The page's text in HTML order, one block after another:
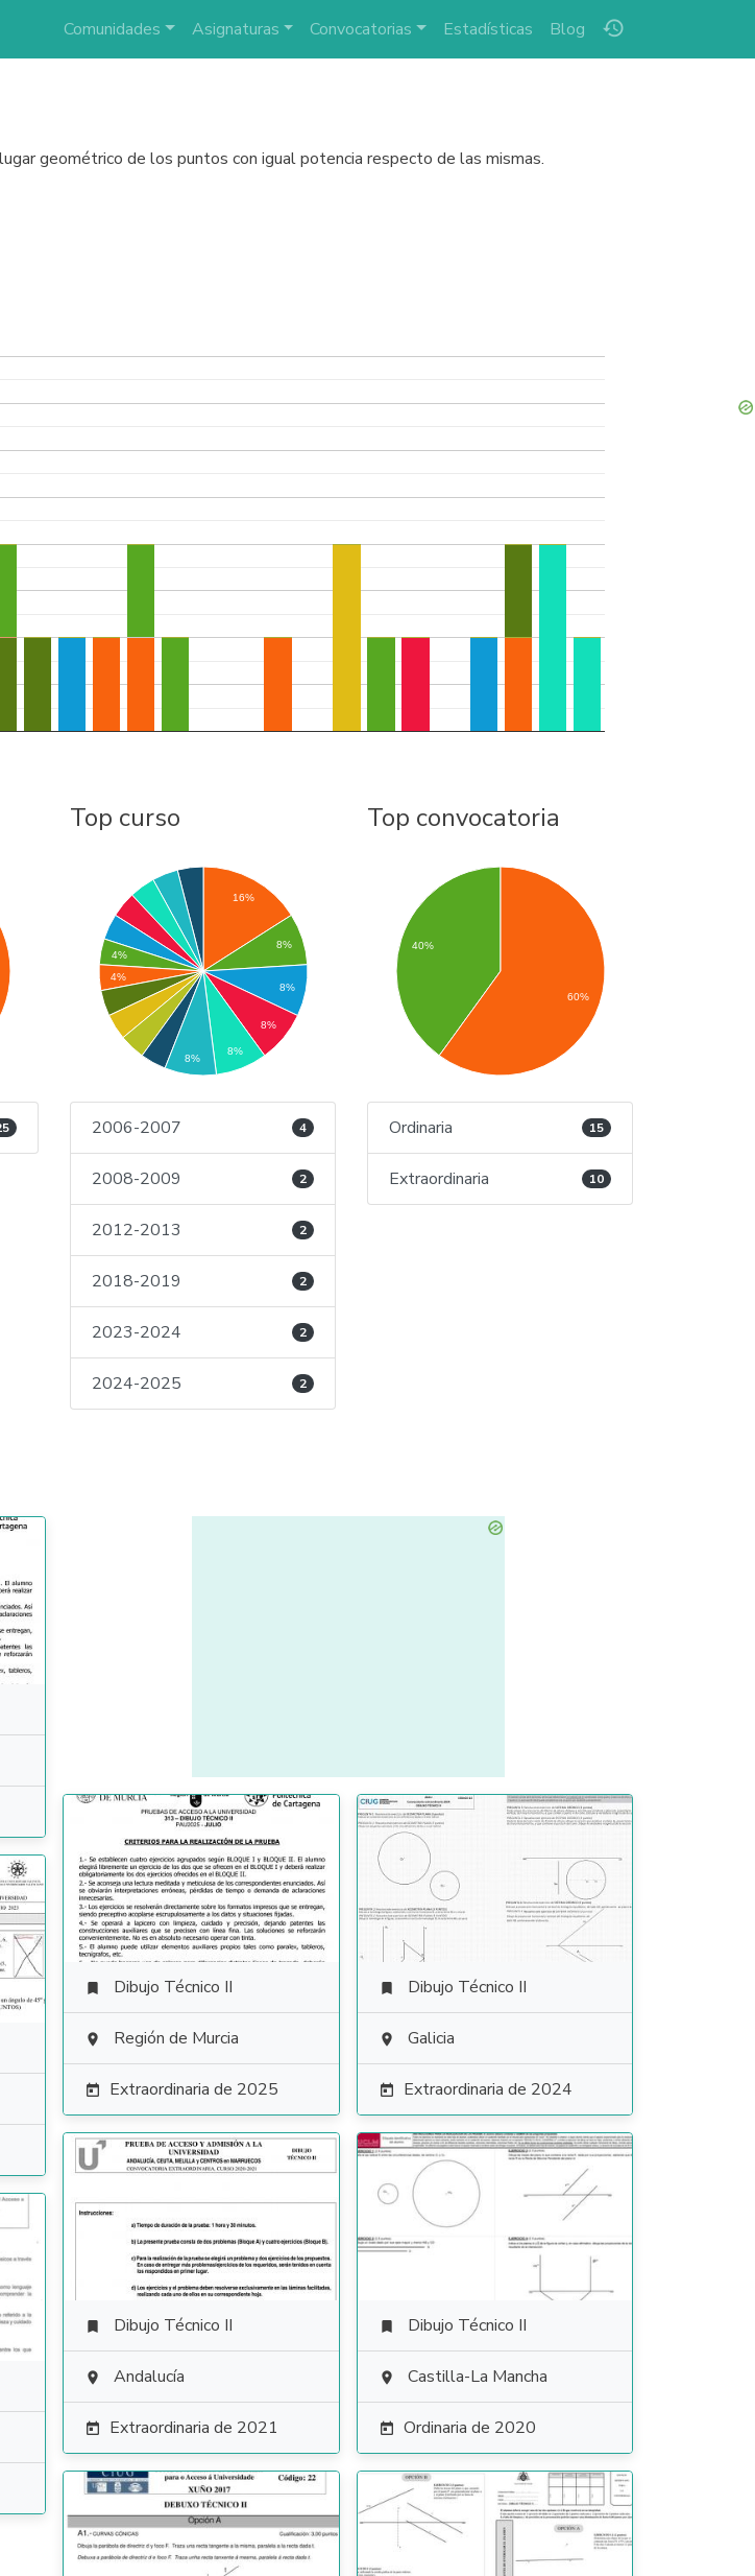
history
Comunidades Asignaturas Convocatorias Estadísticas Blog
geométrico de los puntos con igual potencia respecto de las mismas.
Top curso
16%
8%
8%
8%
8%
4%
4%
8%
2006-2007 4
2008-2009 2
2012-2013 2
2018-2019 2
2023-2024 2
2024-2025 2
Top convocatoria
40%
60%
Ordinaria 15
Extraordinaria 10
 Dibujo Técnico II
 Región de Murcia
 Extraordinaria de 2025
 Dibujo Técnico II
 Galicia
 Extraordinaria de 2024
 Dibujo Técnico II
 Andalucía
 Extraordinaria de 2021
 Dibujo Técnico II
 Castilla-La Mancha
 Ordinaria de 2020